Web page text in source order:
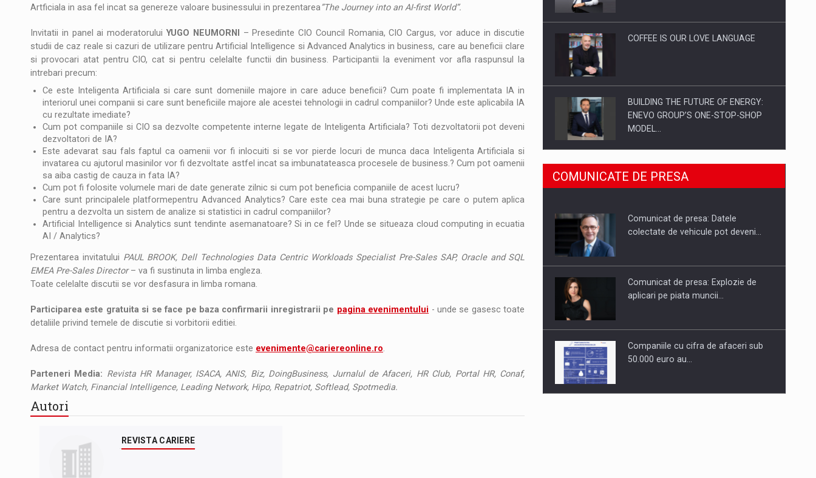
Artficiala in asa fel incat sa genereze valoare businessului in prezentarea”The Journey into an AI-first World”.
Invitatii in panel ai moderatorului YUGO NEUMORNI
– Presedinte CIO Council Romania, CIO Cargus, vor aduce in discutie
studii de caz reale si cazuri de utilizare pentru Artificial Intelligence si Advanced Analytics in business, care au beneficii clare
si provocari atat pentru CIO, cat si pentru celelalte functii din business. Participantii la eveniment vor afla raspunsul la
intrebari precum:
Ce este Inteligenta Artificiala si care sunt domeniile majore in care aduce beneficii? Cum poate fi implementata IA in
interiorul unei companii si care sunt beneficiile majore ale acestei tehnologii in cadrul companiilor? Unde este aplicabila IA
cu rezultate imediate?
Cum pot companiile si CIO sa dezvolte competente interne legate de Inteligenta Artificiala? Toti dezvoltatorii pot deveni
dezvoltatori de IA?
Este adevarat sau fals faptul ca oamenii vor fi inlocuiti si se vor pierde locuri de munca daca Inteligenta Artificiala si
invatarea cu ajutorul masinilor vor fi dezvoltate astfel incat sa imbunatateasca procesele de business.? Cum pot oamenii
sa aiba castig de cauza in fata IA?
Cum pot fi folosite volumele mari de date generate zilnic si cum pot beneficia companiile de acest lucru?
Care sunt principalele platformepentru Advanced Analytics? Care este cea mai buna strategie pe care o putem aplica
pentru a dezvolta un sistem de analize si statistici in cadrul companiilor?
Artificial Intelligence si Analytics sunt tendinte asemanatoare? Si in ce fel? Unde se situeaza cloud computing in ecuatia
AI / Analytics?
Prezentarea invitatului PAUL BROOK, Dell Technologies Data Centric Workloads Specialist Pre-Sales SAP, Oracle and SQL
EMEA Pre-Sales Director– va fi sustinuta in limba engleza.
Toate celelalte discutii se vor desfasura in limba romana.
Participarea este gratuita si se face pe baza confirmarii inregistrarii pe pagina evenimentului - unde se gasesc toate
detaliile privind temele de discutie si vorbitorii editiei.
Adresa de contact pentru informatii organizatorice este evenimente@cariereonline.ro.
Parteneri Media: Revista HR Manager, ISACA, ANIS, Biz, DoingBusiness, Jurnalul de Afaceri, HR Club, Portal HR, Conaf,
Market Watch, Financial Intelligence, Leading Network, Hipo, Repatriot, Softlead, Spotmedia.
Autori
REVISTA CARIERE
COFFEE IS OUR LOVE LANGUAGE
BUILDING THE FUTURE OF ENERGY:
ENEVO GROUP’S ONE-STOP-SHOP
MODEL…
ROOTED IN ROMANIA, BUILT TO
DELIVER TECHNOLOGY FOR THE…
PUTTING ROMANIAN CORPORATE
COMUNICATE DE PRESA
Comunicat de presa: Datele
colectate de vehicule pot deveni…
Comunicat de presa: Explozie de
aplicari pe piata muncii…
Companiile cu cifra de afaceri sub
50.000 euro au…